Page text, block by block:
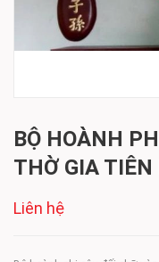
BỘ HOÀNH
THỜ GIA
Liên hệ